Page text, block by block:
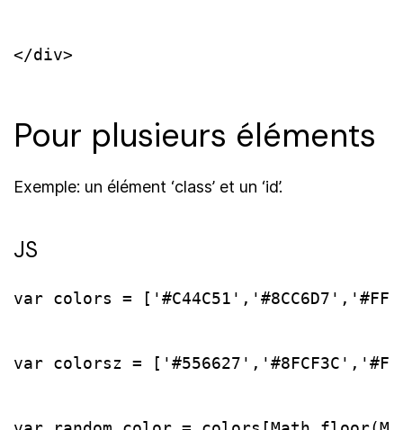
</div>
Pour plusieurs éléments
Exemple: un élément ‘class’ et un ‘id’.
JS
var colors =
var colorsz =